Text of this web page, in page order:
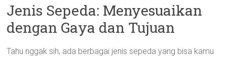
Jenis Sepeda: Menyesuaikan
dengan Gaya dan Tujuan
Tahu nggak sih, ada berbagai jenis sepeda yang bisa kamu